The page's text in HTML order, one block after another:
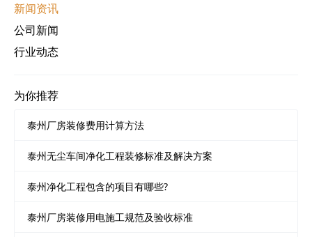
新闻资讯
公司新闻
行业动态
为你推荐
泰州厂房装修费用计算方法
泰州无尘车间净化工程装修标准及解决方案
泰州净化工程包含的项目有哪些?
泰州厂房装修用电施工规范及验收标准